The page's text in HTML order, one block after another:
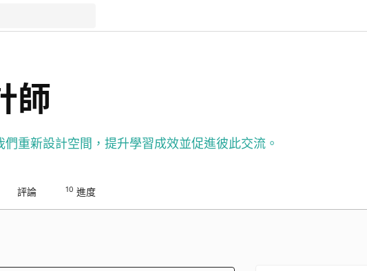
師
重新設計空間，提升學習成效並促進彼此交流。
評論 10 進度